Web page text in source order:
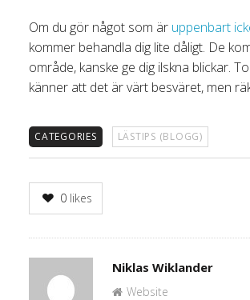
Om du gör något som är uppenbart
kommer behandla dig lite dåligt. De
område, kanske ge dig ilskna blickar.
känner att det är värt besväret, men
CATEGORIES LÄSTIPS (BLOGG)
0 likes
Author
Niklas Wiklander
Website